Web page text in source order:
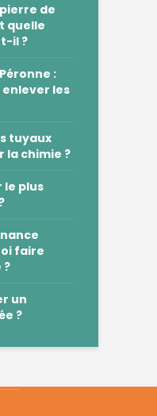
de
quelle
il ?
:
les
tuyaux
la chimie ?
le plus
faire
?
un
?